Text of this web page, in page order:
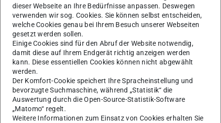
sitzen in diversen Gremien und können so am Institut und
an der TU Darmstadt mitreden. Zum Beispiel bei der
Verbesserung der Lehre, wofür Geld ausgegeben werden
soll, welche neuen Professor:innen zu uns kommen sollen
und vieles mehr. Außerdem organisieren wir die
Orientierungswoche (OWO), coole Geo-Partys, Ausflüge,
Wanderungen und alles, was neben dem Studium nicht zu
kurz kommen darf!
Damit das alles funktioniert, hat in der Regel jede:r von
dieser Webseite an Ihre Bedürfnisse anpassen. Deswegen
verwenden wir sog. Cookies. Sie können selbst entscheiden,
welche Cookies genau bei Ihrem Besuch unserer Webseiten
gesetzt werden sollen.
Einige Cookies sind für den Abruf der Website notwendig,
damit diese auf Ihrem Endgerät richtig anzeigen werden
kann. Diese essentiellen Cookies können nicht abgewählt
werden.
Der Komfort-Cookie speichert Ihre Spracheinstellung und
bevorzugte Suchmaschine, während „Statistik“ die
Auswertung durch die Open-Source-Statistik-Software
„Matomo“ regelt.
Weitere Informationen zum Einsatz von Cookies erhalten Sie